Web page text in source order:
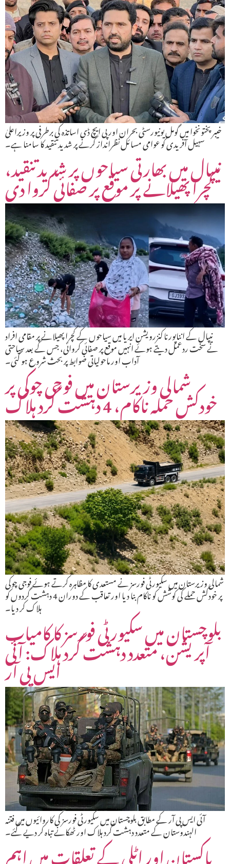
خیبر پختونخوا میں گومل یونیورسٹی بحران اور پی ایچ ڈی اساتذہ کی برطرفی پر وزیراعلیٰ
سہیل آفریدی کو عوامی مسائل نظرانداز کرنے پر شدید تنقید کا سامنا ہے۔
نیپال میں بھارتی سیاحوں پر شدید تنقید،
کچرا پھیلانے پر موقع پر صفائی کروا دی
نیپال کے انناپورنا کنزرویشن ایریا میں سیاحوں کے کچرا پھیلانے پر مقامی افراد
نے سخت ردعمل دیتے ہوئے انہیں موقع پر صفائی کروائی، جس کے بعد سیاحتی
آداب اور ماحولیاتی ضوابط پر بحث شروع ہو گئی۔
شمالی وزیرستان میں فوجی چوکی پر
خودکش حملہ ناکام، 4 دہشت گرد ہلاک
شمالی وزیرستان میں سکیورٹی فورسز نے مستعدی کا مظاہرہ کرتے ہوئے فوجی چوکی
پر خودکش حملے کی کوشش کو ناکام بنا دیا اور تعاقب کے دوران 4 دہشت گردوں کو
ہلاک کر دیا۔
بلوچستان میں سکیورٹی فورسز کا کامیاب
آپریشن، متعدد دہشت گرد ہلاک: آئی
ایس پی آر
آئی ایس پی آر کے مطابق بلوچستان میں سکیورٹی فورسز کی کاروائیوں میں فتنہ
الہندوستان کے متعدد دہشت گرد ہلاک اور ٹھکانے تباہ کر دیے گئے۔
پاکستان اور اٹلی کے تعلقات میں اہم